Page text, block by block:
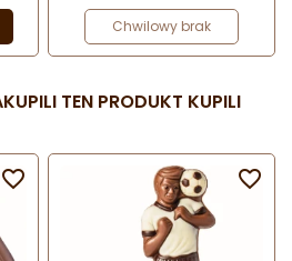
Chwilowy brak
TEN PRODUKT KUPILI
 